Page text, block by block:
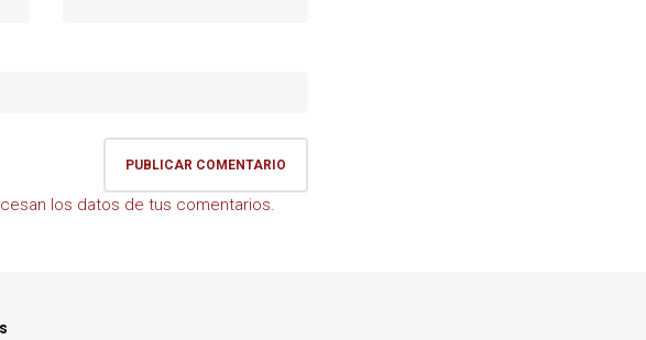
los datos de tus comentarios.